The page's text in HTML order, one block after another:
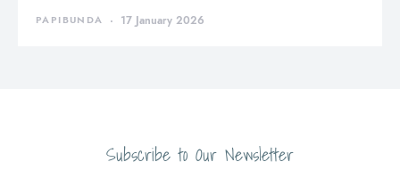
PAPIBUNDA 17 January 2026
Subscribe to Our Newsletter